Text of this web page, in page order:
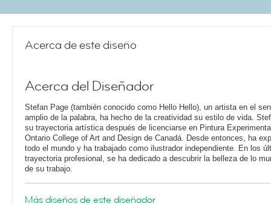
Acerca de este diseño
Acerca del Diseñador
Stefan Page (también conocido como Hello Hello), un artista en el
amplio de la palabra, ha hecho de la creatividad su estilo de vida.
su trayectoria artística después de licenciarse en Pintura
Ontario College of Art and Design de Canadá. Desde entonces, ha
todo el mundo y ha trabajado como ilustrador independiente. En los
trayectoria profesional, se ha dedicado a descubrir la belleza de lo
de su trabajo.
Más diseños de este diseñador